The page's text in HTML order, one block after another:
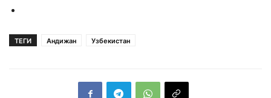
ТЕГИ Андижан Узбекистан